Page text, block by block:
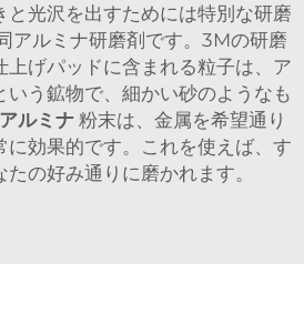
と光沢を出すためには特別な研磨
ルミナ研磨剤です。3Mの研磨
上げパッドに含まれる粒子は、ア
いう鉱物で、細かい砂のようなも
ルミナ粉末は、金属を希望通り
に効果的です。これを使えば、す
の好み通りに磨かれます。